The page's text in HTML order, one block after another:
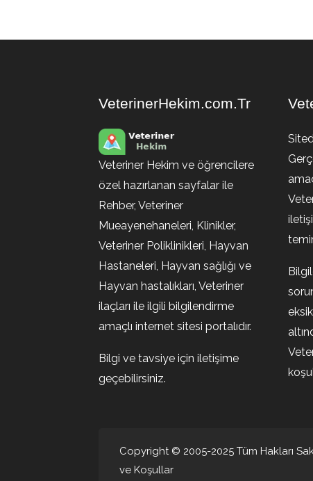
VeterinerHekim.com.Tr
Veteriner Hekim ve öğrencilere
özel hazırlanan sayfalar ile
Rehber, Veteriner
Mueayenehaneleri, Klinikler,
Veteriner Poliklinikleri, Hayvan
Hastaneleri, Hayvan sağlığı ve
Hayvan hastalıkları, Veteriner
ilaçları ile ilgili bilgilendirme
amaçlı internet sitesi portalıdır.
Bilgi ve tavsiye için iletişime
geçebilirsiniz.
Copyright © 2005-2025 Tüm Hakları
ve Koşullar